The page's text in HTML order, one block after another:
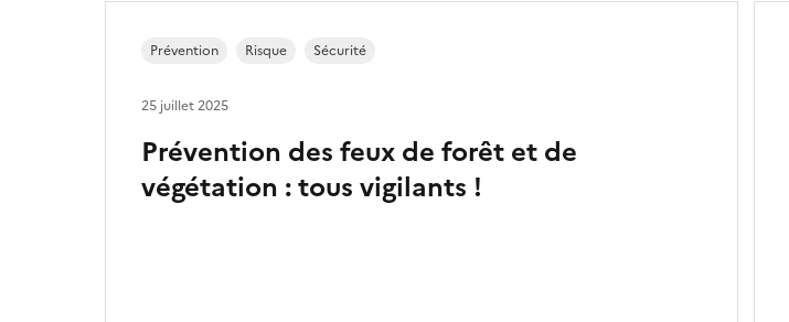
Prévention des feux de forêt et de
végétation : tous vigilants !
Prévention Risque Sécurité
25 juillet 2025